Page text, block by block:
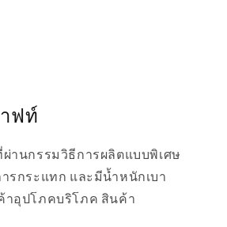
ฟท์
านกรรมวิธีการผลิตแบบพิเศษ
รกระแทก และมีน้ำหนักเบา
าอุปโภคบริโภค สินค้า